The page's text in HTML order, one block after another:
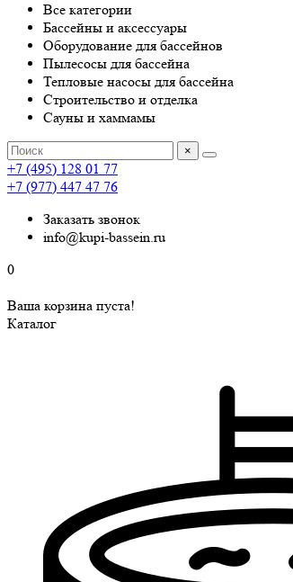
Все категории
Бассейны и аксессуары
Оборудование для бассейнов
Пылесосы для бассейна
Тепловые насосы для бассейна
Строительство и отделка
Сауны и хаммамы
×
+7 (495) 128 01 77
+7 (977) 447 47 76
Заказать звонок
info@kupi-bassein.ru
0
Ваша корзина пуста!
Каталог